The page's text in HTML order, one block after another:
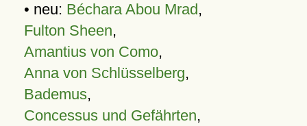
• neu: Béchara Abou Mrad,
Fulton Sheen,
Amantius von Como,
Anna von Schlüsselberg,
Bademus,
Concessus und Gefährten,